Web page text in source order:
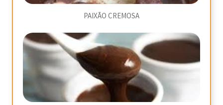
PAIXÃO CREMOSA